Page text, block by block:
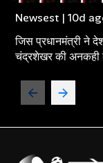
Newsest | 10d
जिस प्रधानमंत्री ने
चंद्रशेखर की अनकही